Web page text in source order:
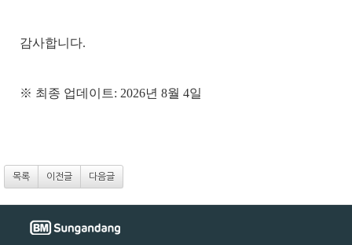
감사합니다.
※ 최종 업데이트: 2026년 8월 4일
목록 이전글 다음글